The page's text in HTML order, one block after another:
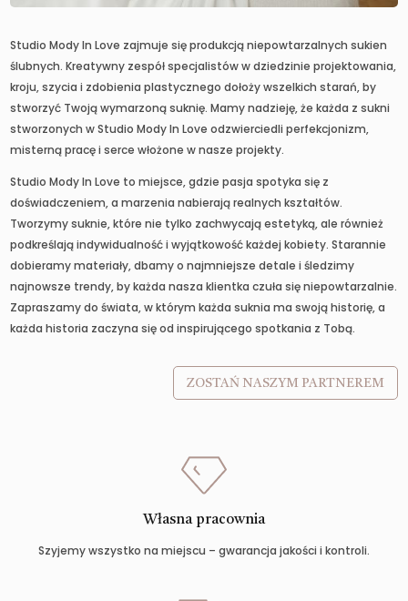
Studio Mody In Love zajmuje się produkcją niepowtarzalnych sukien
ślubnych. Kreatywny zespół specjalistów w dziedzinie projektowania,
kroju, szycia i zdobienia plastycznego dołoży wszelkich starań, by
stworzyć Twoją wymarzoną suknię. Mamy nadzieję, że każda z sukni
stworzonych w Studio Mody In Love odzwierciedli perfekcjonizm,
misterną pracę i serce włożone w nasze projekty.
Studio Mody In Love to miejsce, gdzie pasja spotyka się z
doświadczeniem, a marzenia nabierają realnych kształtów.
Tworzymy suknie, które nie tylko zachwycają estetyką, ale również
podkreślają indywidualność i wyjątkowość każdej kobiety. Starannie
dobieramy materiały, dbamy o najmniejsze detale i śledzimy
najnowsze trendy, by każda nasza klientka czuła się niepowtarzalnie.
Zapraszamy do świata, w którym każda suknia ma swoją historię, a
każda historia zaczyna się od inspirującego spotkania z Tobą.
ZOSTAŃ NASZYM PARTNEREM
Własna pracownia
Szyjemy wszystko na miejscu – gwarancja jakości i kontroli.